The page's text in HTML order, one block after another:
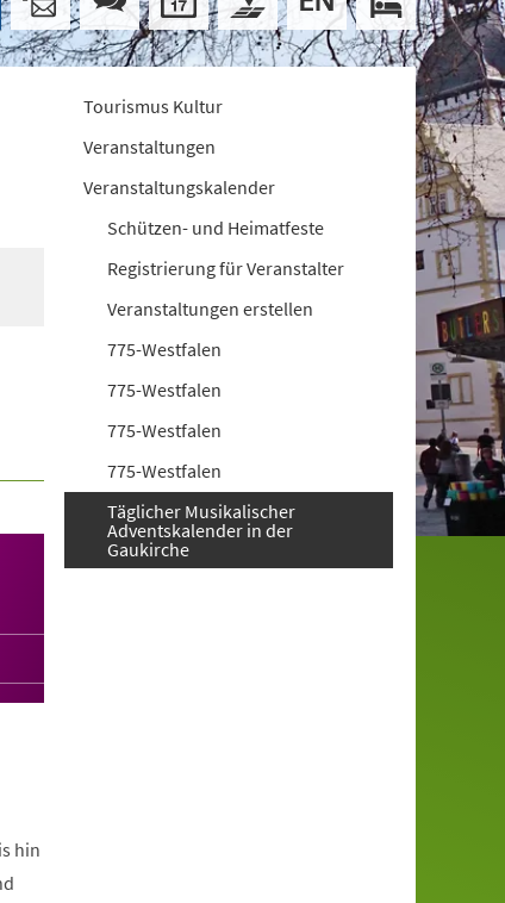
hin
Tourismus Kultur
Veranstaltungen
Veranstaltungskalender
Schützen- und Heimatfeste
Registrierung für Veranstalter
Veranstaltungen erstellen
775-Westfalen
775-Westfalen
775-Westfalen
775-Westfalen
Täglicher Musikalischer
Adventskalender in der
Gaukirche